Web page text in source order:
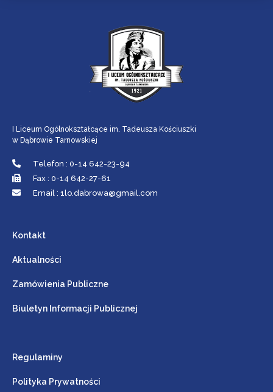
I Liceum Ogólnokształcące im. Tadeusza Kościuszki
w Dąbrowie Tarnowskiej
Telefon : 0-14 642-23-94
Fax : 0-14 642-27-61
Email : 1lo.dabrowa@gmail.com
Kontakt
Aktualności
Zamówienia Publiczne
Biuletyn Informacji Publicznej
Regulaminy
Polityka Prywatności